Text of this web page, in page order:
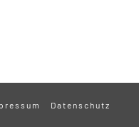
Datenschutz